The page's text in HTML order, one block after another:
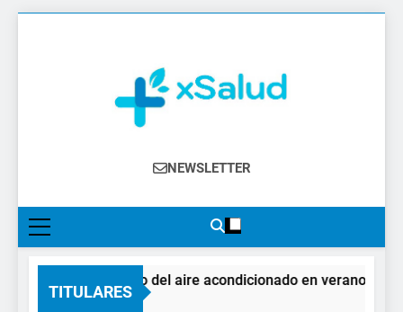
XSalud
Noticias Del Sector Salud. Congresos Y
Farmacéutica, Atención Primaria,
Especialistas, Farmacia, Etc…
NEWSLETTER
TITULARES
El impacto del aire acondicionado en verano:
2 Días Atrás